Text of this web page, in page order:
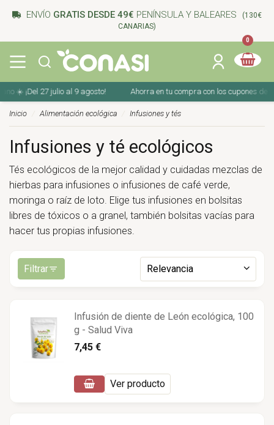
ENVÍO GRATIS DESDE 49€ PENÍNSULA Y BALEARES
(130€
CANARIAS)
0
27 julio al 9 agosto! Ahorra en tu compra con los cupones de verano
Inicio Alimentación ecológica Infusiones y tés
Infusiones y té ecológicos
Tés ecológicos de la mejor calidad y cuidadas mezclas de
hierbas para infusiones o infusiones de café verde,
moringa o raíz de loto. Elige tus infusiones en bolsitas
libres de tóxicos o a granel, también bolsitas vacías para
hacer tus propias infusiones.
Filtrar Relevancia
Infusión de diente de León ecológica, 100
g - Salud Viva
7,45 €
Ver producto